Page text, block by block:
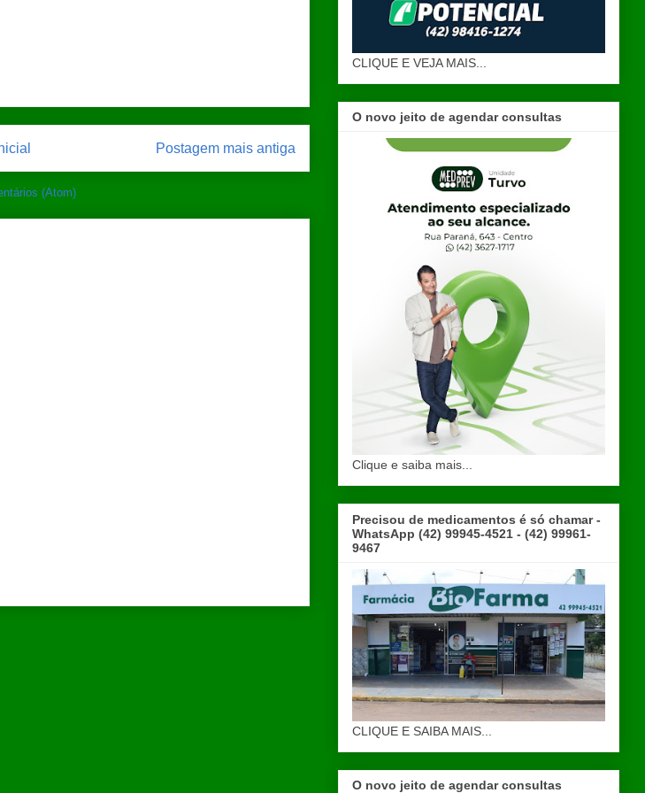
Postagem mais antiga
(Atom)
CLIQUE E VEJA MAIS...
O novo jeito de agendar consultas
Clique e saiba mais...
Precisou de medicamentos é só chamar -
WhatsApp (42) 99945-4521 - (42) 99961-
9467
CLIQUE E SAIBA MAIS...
O novo jeito de agendar consultas